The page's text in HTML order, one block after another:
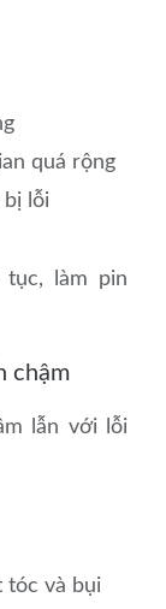
quá rộng
bị lỗi
tục, làm pin
chậm
lẫn với lỗi
tóc và bụi